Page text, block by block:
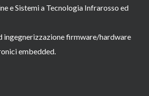
e Sistemi a Tecnologia Infrarosso ed
ingegnerizzazione firmware/hardware
embedded.